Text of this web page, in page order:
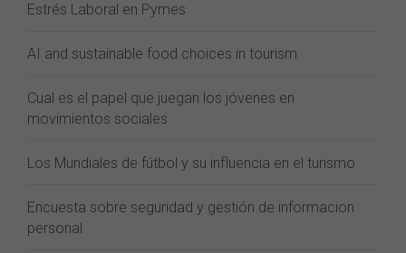
Estrés Laboral en Pymes
AI and sustainable food choices in tourism
Cual es el papel que juegan los jóvenes en
movimientos sociales
Los Mundiales de fútbol y su influencia en el turismo
Encuesta sobre seguridad y gestión de informacion
personal